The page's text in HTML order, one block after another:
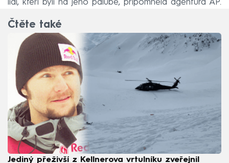
lidí, kteří byli na jeho palubě, připomněla agentura AP.
Čtěte také
Jediný přeživší z Kellnerova vrtulníku zveřejnil